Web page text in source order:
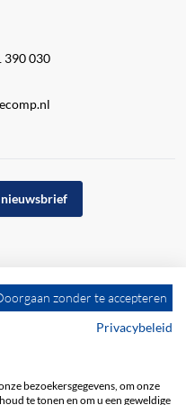
390 030
zonder te accepteren
Privacybeleid
bezoekersgegevens, om onze
te tonen en om u een geweldige